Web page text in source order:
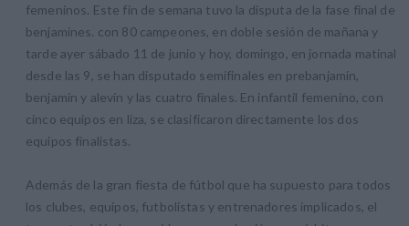
femeninos. Este fin de semana tuvo la disputa de la fase final de
benjamines. con 80 campeones, en doble sesión de mañana y
tarde ayer sábado 11 de junio y hoy, domingo, en jornada matinal
desde las 9, se han disputado semifinales en prebanjamín,
benjamín y alevín y las cuatro finales. En infantil femenino, con
cinco equipos en liza, se clasificaron directamente los dos
equipos finalistas.
Además de la gran fiesta de fútbol que ha supuesto para todos
los clubes, equipos, futbolistas y entrenadores implicados, el